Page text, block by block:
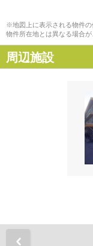
※地図上に表示される物件
物件所在地とは異なる場合が
周辺施設